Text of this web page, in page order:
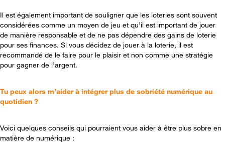
Il est également important de souligner que les loteries sont souvent
considérées comme un moyen de jeu et qu’il est important de jouer
de manière responsable et de ne pas dépendre des gains de loterie
pour ses finances. Si vous décidez de jouer à la loterie, il est
recommandé de le faire pour le plaisir et non comme une stratégie
pour gagner de l’argent.
Tu peux alors m’aider à intégrer plus de sobriété numérique au
quotidien ?
Voici quelques conseils qui pourraient vous aider à être plus sobre en
matière de numérique :